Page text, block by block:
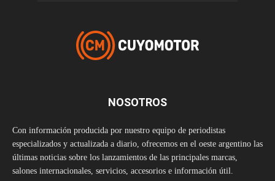
NOSOTROS
Con información producida por nuestro equipo de periodistas
especializados y actualizada a diario, ofrecemos en el oeste argentino las
últimas noticias sobre los lanzamientos de las principales marcas,
salones internacionales, servicios, accesorios e información útil.